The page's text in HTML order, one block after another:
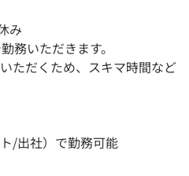
み
務いただきます。
ただくため、スキマ時間など
/出社）で勤務可能